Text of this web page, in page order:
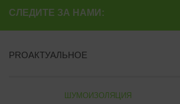
СЛЕДИТЕ ЗА НАМИ:
PROАКТУАЛЬНОЕ
ШУМОИЗОЛЯЦИЯ